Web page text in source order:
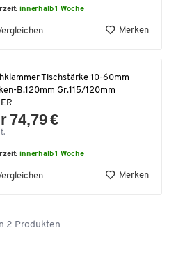
innerhalb 1 Woche
Merken
Tischstärke 10-60mm
B.120mm Gr.115/120mm
74,79 €
innerhalb 1 Woche
Merken
2 Produkten